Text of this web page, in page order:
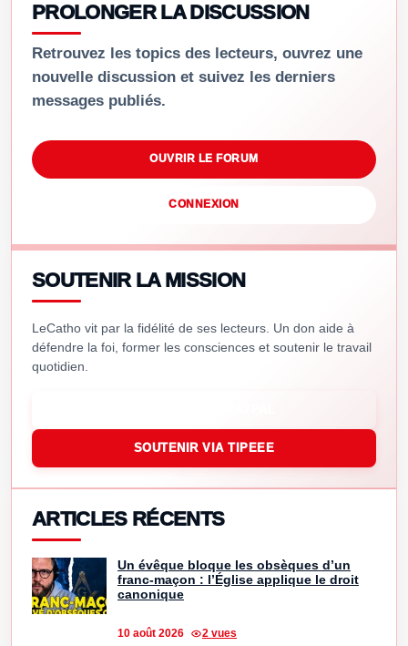
PROLONGER LA DISCUSSION
Retrouvez les topics des lecteurs, ouvrez une
nouvelle discussion et suivez les derniers
messages publiés.
OUVRIR LE FORUM
CONNEXION
SOUTENIR LA MISSION
LeCatho vit par la fidélité de ses lecteurs. Un don aide à
défendre la foi, former les consciences et soutenir le travail
quotidien.
SOUTENIR VIA TIPEEE
ARTICLES RÉCENTS
Un évêque bloque les obsèques d’un
franc-maçon : l’Église applique le droit
canonique
10 août 2026 2 vues